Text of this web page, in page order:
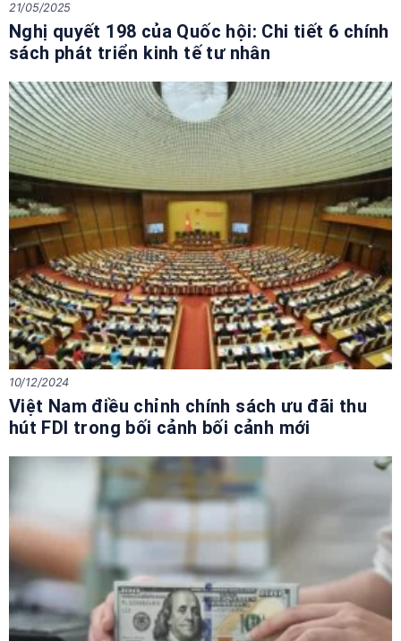
Nghị quyết 198 của Quốc hội: Chi tiết 6 chính
sách phát triển kinh tế tư nhân
21/05/2025
Việt Nam điều chỉnh chính sách ưu đãi thu
hút FDI trong bối cảnh bối cảnh mới
10/12/2024